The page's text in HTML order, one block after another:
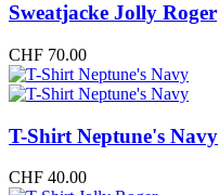
Sweatjacke Jolly Roger
CHF 70.00
T-Shirt Neptune's Navy
CHF 40.00